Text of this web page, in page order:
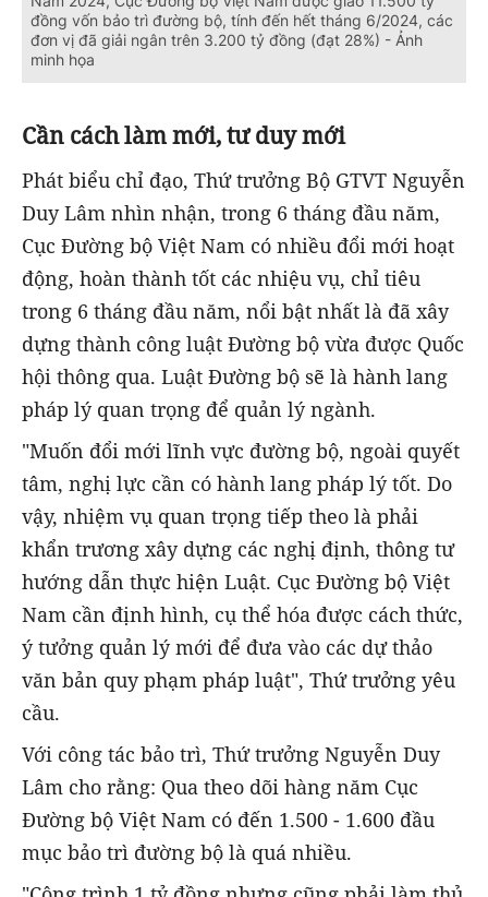
đồng vốn bảo trì đường bộ, tính đến hết tháng 6/2024, các
đơn vị đã giải ngân trên 3.200 tỷ đồng (đạt 28%) - Ảnh
minh họa
Cần cách làm mới, tư duy mới
Phát biểu chỉ đạo, Thứ trưởng Bộ GTVT Nguyễn
Duy Lâm nhìn nhận, trong 6 tháng đầu năm,
Cục Đường bộ Việt Nam có nhiều đổi mới hoạt
động, hoàn thành tốt các nhiệu vụ, chỉ tiêu
trong 6 tháng đầu năm, nổi bật nhất là đã xây
dựng thành công luật Đường bộ vừa được Quốc
hội thông qua. Luật Đường bộ sẽ là hành lang
pháp lý quan trọng để quản lý ngành.
"Muốn đổi mới lĩnh vực đường bộ, ngoài quyết
tâm, nghị lực cần có hành lang pháp lý tốt. Do
vậy, nhiệm vụ quan trọng tiếp theo là phải
khẩn trương xây dựng các nghị định, thông tư
hướng dẫn thực hiện Luật. Cục Đường bộ Việt
Nam cần định hình, cụ thể hóa được cách thức,
ý tưởng quản lý mới để đưa vào các dự thảo
văn bản quy phạm pháp luật", Thứ trưởng yêu
cầu.
Với công tác bảo trì, Thứ trưởng Nguyễn Duy
Lâm cho rằng: Qua theo dõi hàng năm Cục
Đường bộ Việt Nam có đến 1.500 - 1.600 đầu
mục bảo trì đường bộ là quá nhiều.